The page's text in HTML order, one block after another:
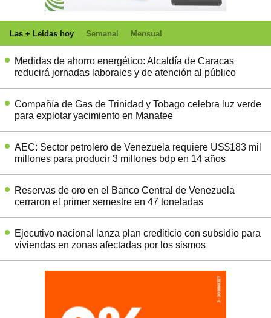
Las + Leídas hoy Semanal Mensual
Medidas de ahorro energético: Alcaldía de Caracas
reducirá jornadas laborales y de atención al público
Compañía de Gas de Trinidad y Tobago celebra luz verde
para explotar yacimiento en Manatee
AEC: Sector petrolero de Venezuela requiere US$183 mil
millones para producir 3 millones bdp en 14 años
Reservas de oro en el Banco Central de Venezuela
cerraron el primer semestre en 47 toneladas
Ejecutivo nacional lanza plan crediticio con subsidio para
viviendas en zonas afectadas por los sismos